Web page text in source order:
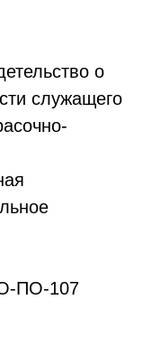
о
служащего
ПО-107